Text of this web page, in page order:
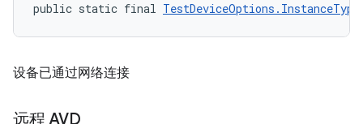
public static final TestDeviceOptions.InstanceType
设备已通过网络连接
远程 AVD